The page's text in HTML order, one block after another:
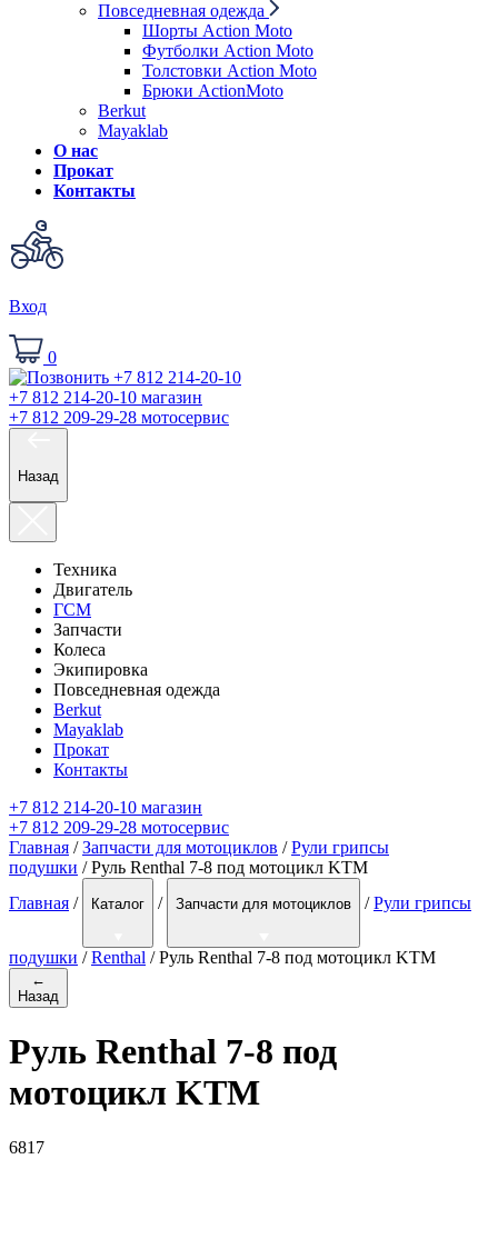
Повседневная одежда
Шорты Action Moto
Футболки Action Moto
Толстовки Action Moto
Брюки ActionMoto
Berkut
Mayaklab
О нас
Прокат
Контакты
Вход
0
+7 812 214-20-10 магазин
+7 812 209-29-28 мотосервис
Назад
Техника
Двигатель
ГСМ
Запчасти
Колеса
Экипировка
Повседневная одежда
Berkut
Mayaklab
Прокат
Контакты
+7 812 214-20-10 магазин
+7 812 209-29-28 мотосервис
Главная /Запчасти для мотоциклов /Рули грипсы
подушки / Руль Renthal 7-8 под мотоцикл KTM
Главная / Каталог / Запчасти для мотоциклов / Рули грипсы
подушки / Renthal / Руль Renthal 7-8 под мотоцикл KTM
←
Назад
Руль Renthal 7-8 под
мотоцикл KTM
6817